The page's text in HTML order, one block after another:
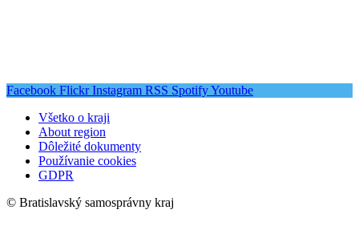
Facebook Flickr Instagram RSS SpotifyYoutube
Všetko o kraji
About region
Dôležité dokumenty
Používanie cookies
GDPR
© Bratislavský samosprávny kraj